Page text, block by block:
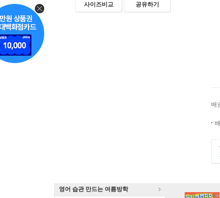
사이즈비교 공유하기
배
영어 습관 만드는 여름방학